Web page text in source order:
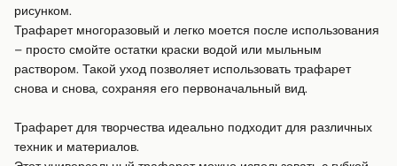
рисунком.
Трафарет многоразовый и легко моется после использования
– просто смойте остатки краски водой или мыльным
раствором. Такой уход позволяет использовать трафарет
снова и снова, сохраняя его первоначальный вид.
Трафарет для творчества идеально подходит для различных
техник и материалов.